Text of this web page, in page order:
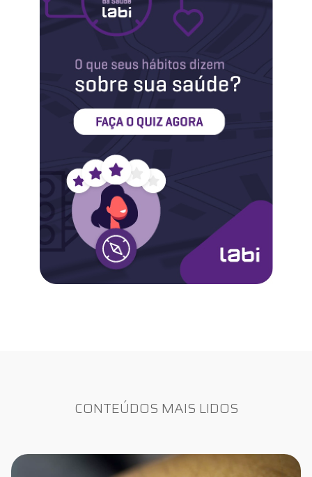
Saúde da Mulher
Saúde do Homem
Sobre o Labi
Conheça o Labi
CONTEÚDOS MAIS LIDOS